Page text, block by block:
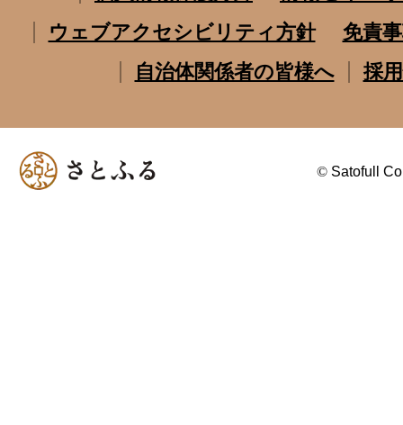
ウェブアクセシビリティ方針
免責
自治体関係者の皆様へ
採
© Satofull